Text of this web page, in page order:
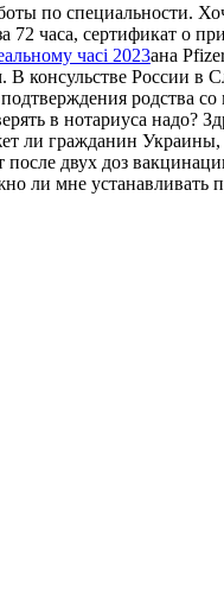
по специальности.
часа, сертификат о
часі 2023ана
России в
родства
в нотариуса
ли гражданин
двух доз
ли мне устанавливать